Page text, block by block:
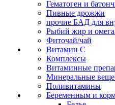
Гематоген и
Пивные дрожжи
прочие БАД для
Рыбий жир и
Фиточай/чай
Витамин С
Комплексы
Витаминные
Минеральные
Поливитамины
Беременным и